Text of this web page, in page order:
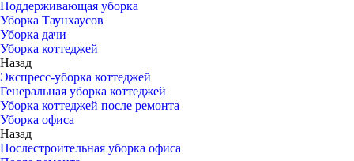
Поддерживающая уборка
Уборка Таунхаусов
Уборка дачи
Уборка коттеджей
Назад
Экспресс-уборка коттеджей
Генеральная уборка коттеджей
Уборка коттеджей после ремонта
Уборка офиса
Назад
Послестроительная уборка офиса